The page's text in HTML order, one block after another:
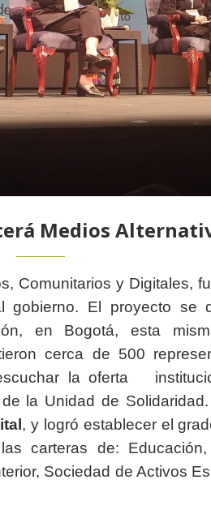
Medios
Comunitarios y Digitales,
El proyecto se
en Bogotá, esta
cerca de 500
la oferta
la Unidad de
, y logró establecer el
carteras de:
Sociedad de Activos